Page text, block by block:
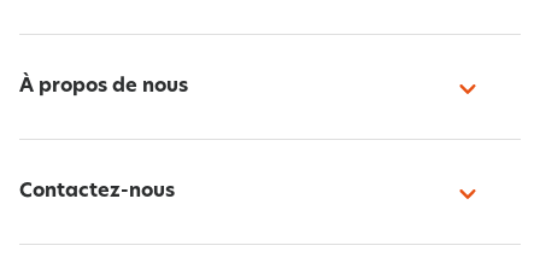
À propos de nous
Contactez-nous